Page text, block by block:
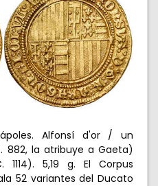
Alfonsí d'or / un
882, la atribuye a Gaeta)
1114). 5,19 g. El Corpus
52 variantes del Ducato